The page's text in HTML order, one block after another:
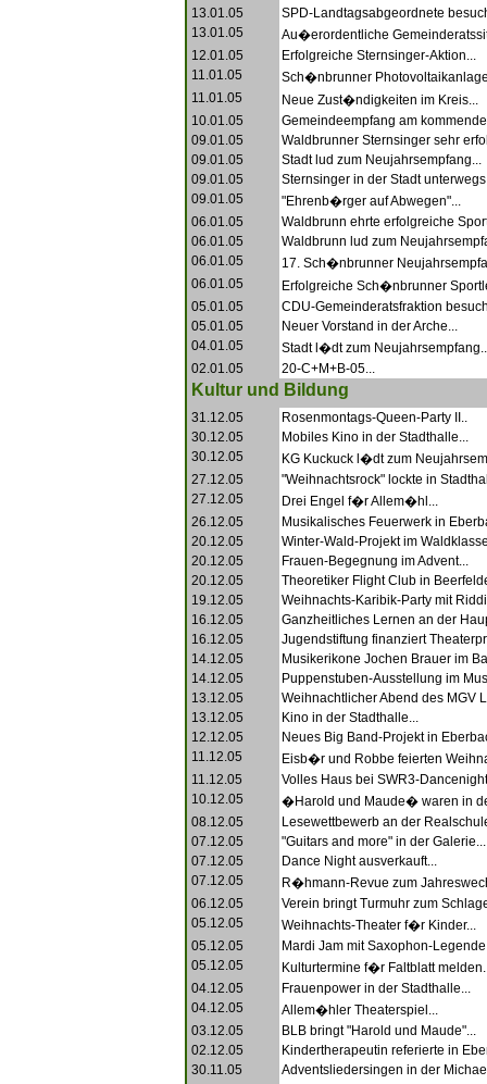
13.01.05
SPD-Landtagsabgeordnete
13.01.05
Au�erordentliche
12.01.05
Erfolgreiche Sternsinger-Aktion...
11.01.05
Sch�nbrunner
11.01.05
Neue Zust�ndigkeiten im Kreis...
10.01.05
Gemeindeempfang am
09.01.05
Waldbrunner Sternsinger sehr
09.01.05
Stadt lud zum Neujahrsempfang...
09.01.05
Sternsinger in der Stadt
09.01.05
"Ehrenb�rger auf Abwegen"...
06.01.05
Waldbrunn ehrte erfolgreiche
06.01.05
Waldbrunn lud zum
06.01.05
17. Sch�nbrunner
06.01.05
Erfolgreiche Sch�nbrunner
05.01.05
CDU-Gemeinderatsfraktion
05.01.05
Neuer Vorstand in der Arche...
04.01.05
Stadt l�dt zum
02.01.05
20-C+M+B-05...
Kultur und Bildung
31.12.05
Rosenmontags-Queen-Party II..
30.12.05
Mobiles Kino in der Stadthalle...
30.12.05
KG Kuckuck l�dt zum
27.12.05
"Weihnachtsrock" lockte in
27.12.05
Drei Engel f�r Allem�hl...
26.12.05
Musikalisches Feuerwerk in
20.12.05
Winter-Wald-Projekt im
20.12.05
Frauen-Begegnung im Advent...
20.12.05
Theoretiker Flight Club in
19.12.05
Weihnachts-Karibik-Party mit
16.12.05
Ganzheitliches Lernen an der
16.12.05
Jugendstiftung finanziert
14.12.05
Musikerikone Jochen Brauer im
14.12.05
Puppenstuben-Ausstellung im
13.12.05
Weihnachtlicher Abend des MGV
13.12.05
Kino in der Stadthalle...
12.12.05
Neues Big Band-Projekt in
11.12.05
Eisb�r und Robbe feierten
11.12.05
Volles Haus bei SWR3-
10.12.05
�Harold und Maude� waren in
08.12.05
Lesewettbewerb an der
07.12.05
"Guitars and more" in der Galerie...
07.12.05
Dance Night ausverkauft...
07.12.05
R�hmann-Revue zum
06.12.05
Verein bringt Turmuhr zum
05.12.05
Weihnachts-Theater f�r Kinder...
05.12.05
Mardi Jam mit Saxophon-
05.12.05
Kulturtermine f�r Faltblatt
04.12.05
Frauenpower in der Stadthalle...
04.12.05
Allem�hler Theaterspiel...
03.12.05
BLB bringt "Harold und Maude"...
02.12.05
Kindertherapeutin referierte in
30.11.05
Adventsliedersingen in der